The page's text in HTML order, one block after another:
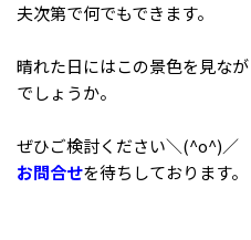
夫次第で何でもできます。
晴れた日にはこの景色を見な
でしょうか。
ぜひご検討ください＼(^o^)／
お問合せを待ちしております。